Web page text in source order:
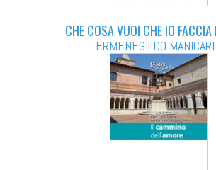
CHE COSA VUOI CHE IO FACCIA
ERMENEGILDO